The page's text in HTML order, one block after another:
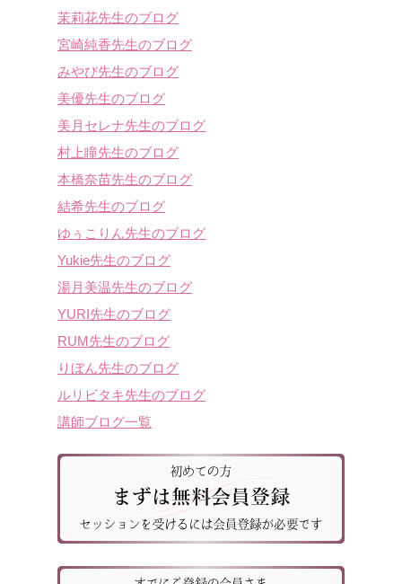
茉莉花先生のブログ
宮崎純香先生のブログ
みやび先生のブログ
美優先生のブログ
美月セレナ先生のブログ
村上瞳先生のブログ
本橋奈苗先生のブログ
結希先生のブログ
ゆぅこりん先生のブログ
Yukie先生のブログ
湯月美温先生のブログ
YURI先生のブログ
RUM先生のブログ
りぼん先生のブログ
ルリビタキ先生のブログ
講師ブログ一覧